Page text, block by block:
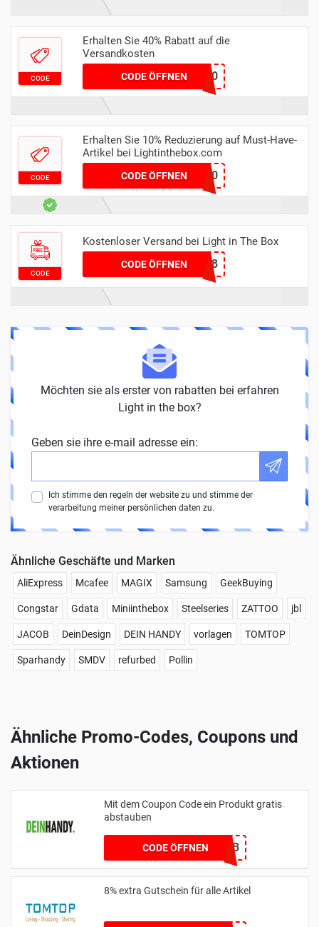
CODE
Erhalten Sie 40% Rabatt auf die
Versandkosten
CODE ÖFFNENMENFB60
CODE
Erhalten Sie 10% Reduzierung auf Must-Have-
Artikel bei Lightinthebox.com
CODE ÖFFNENMCV10
CODE
Kostenloser Versand bei Light in The Box
CODE ÖFFNEN LT28
Möchten sie als erster von rabatten bei erfahren
Light in the box?
Geben sie ihre e-mail adresse ein:
Ich stimme den regeln der website zu und stimme der
verarbeitung meiner persönlichen daten zu.
Ähnliche Geschäfte und Marken
AliExpress Mcafee MAGIX Samsung GeekBuying
Congstar Gdata Miniinthebox Steelseries ZATTOO jbl
JACOB DeinDesign DEIN HANDY vorlagen TOMTOP
Sparhandy SMDV refurbed Pollin
Ähnliche Promo-Codes, Coupons und
Aktionen
Mit dem Coupon Code ein Produkt gratis
abstauben
CODE ÖFFNEN03E0B41B
8% extra Gutschein für alle Artikel